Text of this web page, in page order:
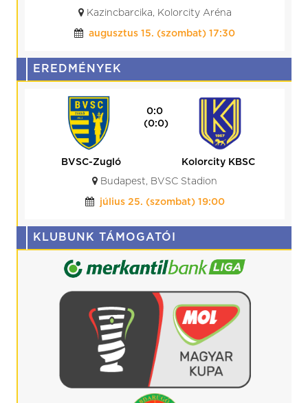
Kazincbarcika, Kolorcity Aréna
augusztus 15. (szombat) 17:30
EREDMÉNYEK
0:0
(0:0)
BVSC-Zugló
Kolorcity KBSC
Budapest, BVSC Stadion
július 25. (szombat) 19:00
KLUBUNK TÁMOGATÓI